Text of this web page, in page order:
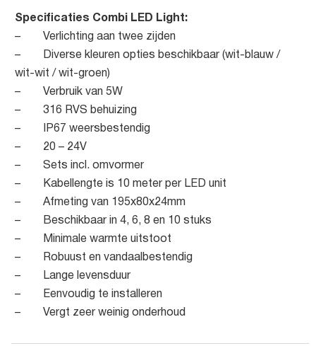
Specificaties Combi LED Light:
– Verlichting aan twee zijden
– Diverse kleuren opties beschikbaar (wit-blauw /
wit-wit / wit-groen)
– Verbruik van 5W
– 316 RVS behuizing
– IP67 weersbestendig
– 20 – 24V
– Sets incl. omvormer
– Kabellengte is 10 meter per LED unit
– Afmeting van 195x80x24mm
– Beschikbaar in 4, 6, 8 en 10 stuks
– Minimale warmte uitstoot
– Robuust en vandaalbestendig
– Lange levensduur
– Eenvoudig te installeren
– Vergt zeer weinig onderhoud